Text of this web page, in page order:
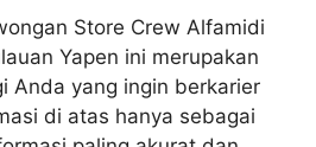
Store Crew Alfamidi
Yapen ini merupakan
Anda yang ingin berkarier
di atas hanya sebagai